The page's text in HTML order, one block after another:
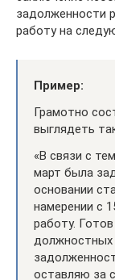
задолженности
работу на
Пример:
Грамотно
выглядеть
«В связи с
март была
основании
намерении с
работу.
должностных
оставляю за